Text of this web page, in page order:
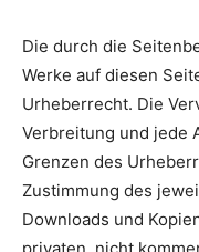
Die durch die
Werke auf diesen
Urheberrecht. Die
Verbreitung und jede
Grenzen des
Zustimmung des
Downloads und